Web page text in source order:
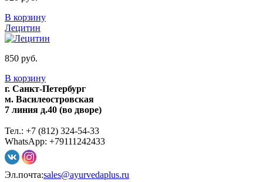
В корзину
Лецитин
850 руб.
В корзину
г. Санкт-Петербург
м. Василеостровская
7 линия д.40 (во дворе)
Тел.: +7 (812) 324-54-33
WhatsApp: +79111242433
Эл.почта:sales@ayurvedaplus.ru